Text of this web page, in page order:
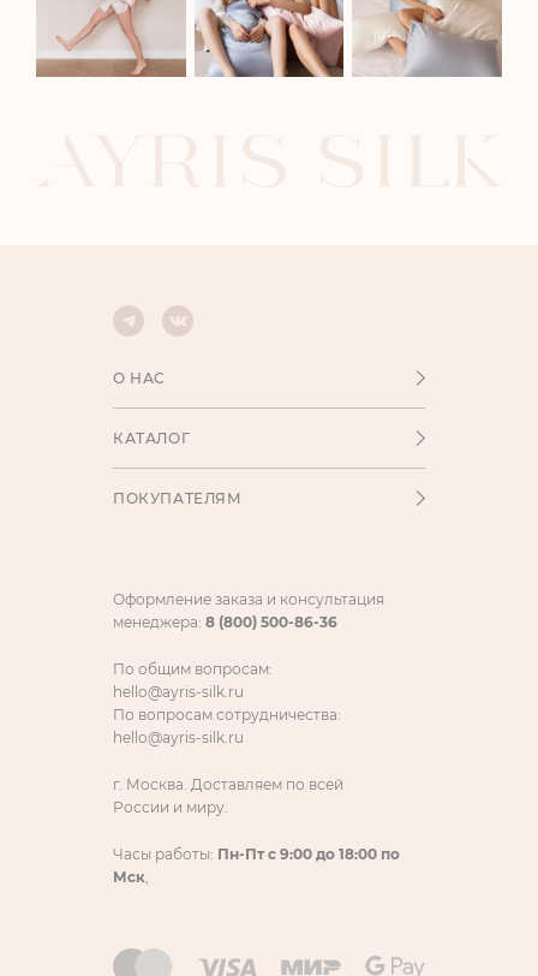
О НАС
КАТАЛОГ
ПОКУПАТЕЛЯМ
Оформление заказа и консультация
менеджера: 8 (800) 500-86-36
По общим вопросам:
hello@ayris-silk.ru
По вопросам сотрудничества:
hello@ayris-silk.ru
г. Москва. Доставляем по всей
России и миру.
Часы работы: Пн-Пт с 9:00 до 18:00 по
Мск,